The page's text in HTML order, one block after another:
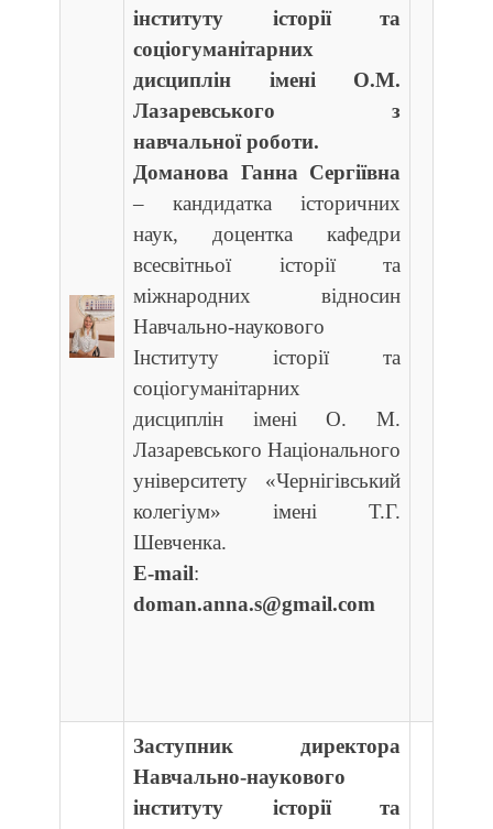
інституту історії та
соціогуманітарних
дисциплін імені О.М.
Лазаревського з
навчальної роботи.
Доманова Ганна Сергіївна
– кандидатка історичних
наук, доцентка кафедри
всесвітньої історії та
міжнародних відносин
Навчально-наукового
Інституту історії та
соціогуманітарних
дисциплін імені О. М.
Лазаревського Національного
університету «Чернігівський
колегіум» імені Т.Г.
Шевченка.
E-mail:
doman.anna.s@gmail.com
Заступник директора
Навчально-наукового
інституту історії та